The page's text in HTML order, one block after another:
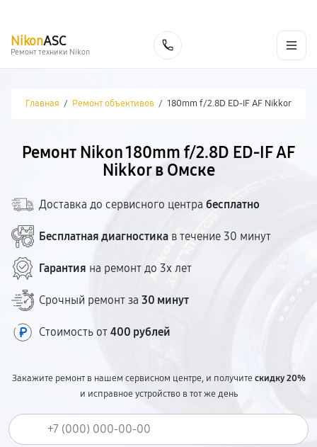
NikonASC
Ремонт техники Nikon
Главная / Ремонт объективов / 180mm f/2.8D ED-IF AF Nikkor
Ремонт Nikon 180mm f/2.8D ED-IF AF
Nikkor в Омске
Доставка до сервисного центра бесплатно
Бесплатная диагностика в течение 30 минут
Гарантия на ремонт до 3х лет
Срочный ремонт за 30 минут
Стоимость от 400 рублей
Закажите ремонт в нашем сервисном центре, и получитескидку 20%
и исправное устройство в тот же день